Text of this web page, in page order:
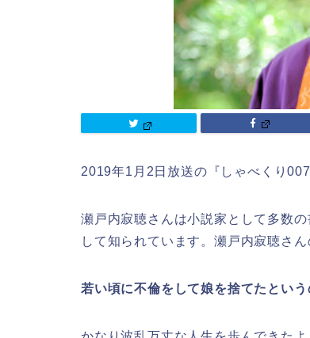
2019年1月2日放送の『しゃべくり
瀬戸内寂聴さんは小説家として多数
して知られています。瀬戸内寂聴さ
若い頃に不倫をして娘を捨てたという